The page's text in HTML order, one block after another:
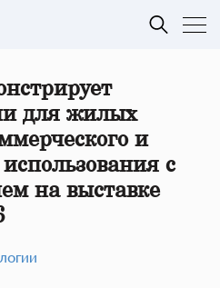
для жилых
и
с
на выставке